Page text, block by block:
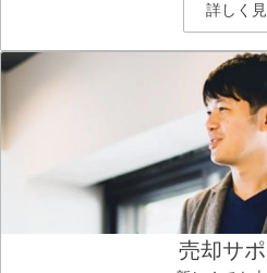
詳しく
売却サ